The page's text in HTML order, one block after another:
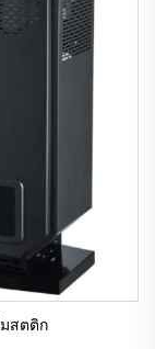
สตติก